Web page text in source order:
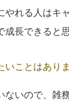
やれる人はキ
成長できると
いことはあり
ないので、雑